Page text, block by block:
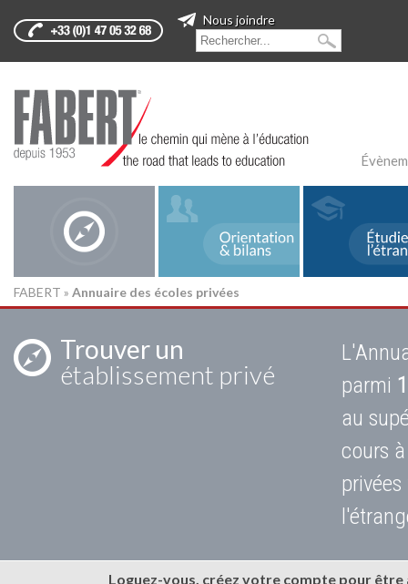
Nous joindre
FABERT » Annuaire des écoles privées
Trouver un
établissement privé
parmi
au
cours
Loguez-vous, créez votre compte pour